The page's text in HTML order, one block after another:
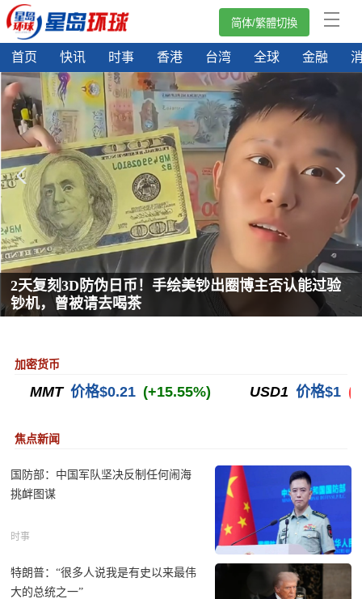
简体/繁體切換
首页 快讯 时事 香港 台湾 全球 金融
2天复刻3D防伪日币！手绘美钞出圈博主否认能过验
钞机，曾被请去喝茶
加密货币
焦点新闻
国防部：中国军队坚决反制任何闹海
挑衅图谋
时事
特朗普：“很多人说我是有史以来最伟
大的总统之一”